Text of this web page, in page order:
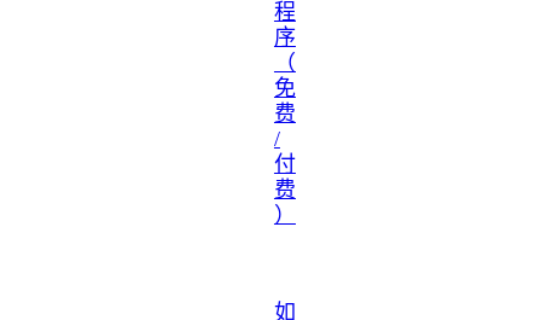
程
序
（
免
费
/
付
费
）
如